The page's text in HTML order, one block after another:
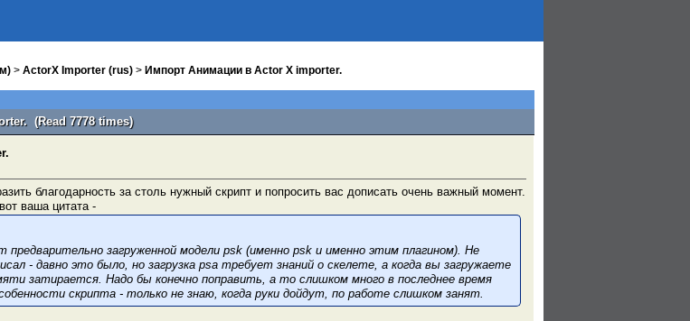
> ActorX Importer (rus) > Импорт Анимации в Actor X importer.
(Read 7778 times)
благодарность за столь нужный скрипт и попросить вас дописать очень важный момент.
ваша цитата -
загруженной модели psk (именно psk и именно этим плагином). Не
- давно это было, но загрузка psa требует знаний о скелете, а когда вы загружаете
затирается. Надо бы конечно поправить, а то слишком много в последнее время
скрипта - только не знаю, когда руки дойдут, по работе слишком занят.